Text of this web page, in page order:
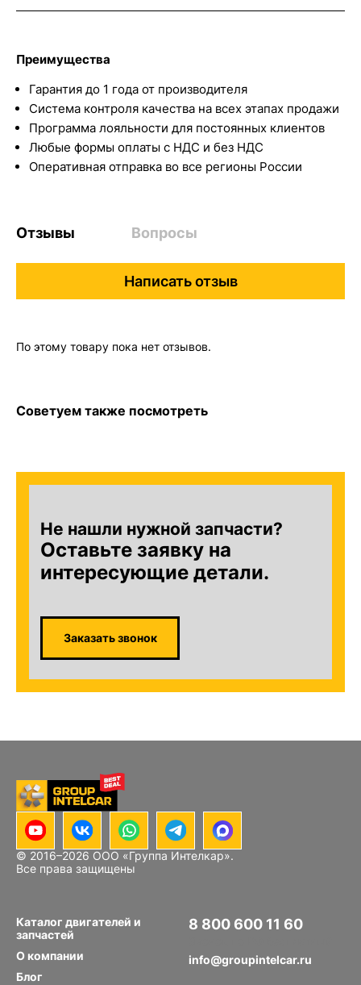
Преимущества
Гарантия до 1 года от производителя
Система контроля качества на всех этапах продажи
Программа лояльности для постоянных клиентов
Любые формы оплаты с НДС и без НДС
Оперативная отправка во все регионы России
Отзывы Вопросы
Написать отзыв
По этому товару пока нет отзывов.
Советуем также посмотреть
Не нашли нужной запчасти?
Оставьте заявку на
интересующие детали.
Заказать звонок
© 2016–2026 ООО «Группа Интелкар».
Все права защищены
Каталог двигателей и
запчастей
О компании
Блог
8 800 600 11 60
info@groupintelcar.ru